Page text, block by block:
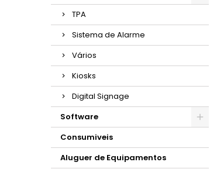
TPA
Sistema de Alarme
Vários
Kiosks
Digital Signage
Software
Consumiveis
Aluguer de Equipamentos